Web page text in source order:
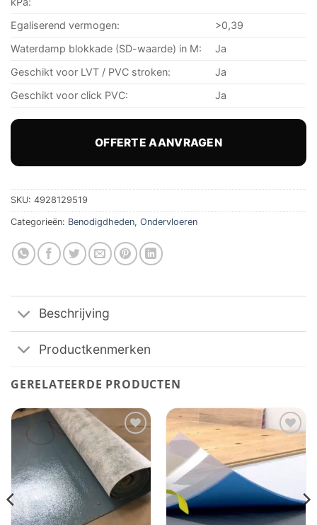
Egaliserend vermogen:
>0,39
Waterdamp blokkade (SD-waarde) in M:
Ja
Geschikt voor LVT / PVC stroken:
Ja
Geschikt voor click PVC:
Ja
OFFERTE AANVRAGEN
SKU: 4928129519
Categorieën: Benodigdheden, Ondervloeren
Beschrijving
Productkenmerken
GERELATEERDE PRODUCTEN
Toevoegen
aan
verlanglijst
aan
verlanglijst